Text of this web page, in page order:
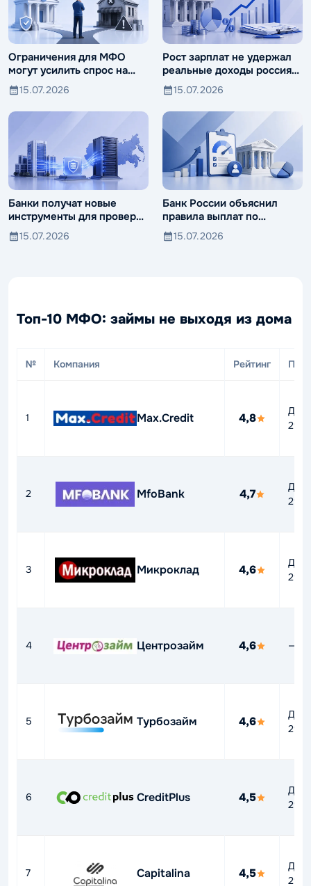
Ограничения для МФО
могут усилить спрос на
ломбарды
15.07.2026
Рост зарплат не удержал
реальные доходы россиян
от падения
15.07.2026
Банки получат новые
инструменты для проверки
компаний и клиентов
15.07.2026
Банк России объяснил
правила выплат по
вкладам иностранцев
15.07.2026
Топ-10 МФО: займы не выходя из дома
№ Компания Рейтинг ПСК
1 Max.Credit 4,8
До
2 MfoBank 4,7
До
3 Микроклад 4,6
До
4 Центрозайм 4,6 —
5 Турбозайм 4,6
До
6 CreditPlus 4,5
До
7 Capitalina 4,5
До